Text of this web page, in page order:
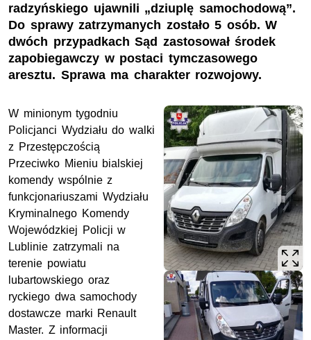
radzyńskiego ujawnili „dziuplę samochodową”.
Do sprawy zatrzymanych zostało 5 osób. W
dwóch przypadkach Sąd zastosował środek
zapobiegawczy w postaci tymczasowego
aresztu. Sprawa ma charakter rozwojowy.
W minionym tygodniu
Policjanci Wydziału do walki
z Przestępczością
Przeciwko Mieniu bialskiej
komendy wspólnie z
funkcjonariuszami Wydziału
Kryminalnego Komendy
Wojewódzkiej Policji w
Lublinie zatrzymali na
terenie powiatu
lubartowskiego oraz
ryckiego dwa samochody
dostawcze marki Renault
Master. Z informacji